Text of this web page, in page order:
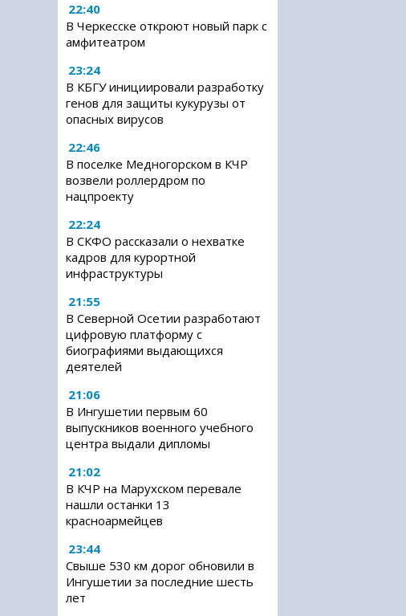
22:40
В Черкесске откроют новый парк с
амфитеатром
23:24
В КБГУ инициировали разработку
генов для защиты кукурузы от
опасных вирусов
22:46
В поселке Медногорском в КЧР
возвели роллердром по
нацпроекту
22:24
В СКФО рассказали о нехватке
кадров для курортной
инфраструктуры
21:55
В Северной Осетии разработают
цифровую платформу с
биографиями выдающихся
деятелей
21:06
В Ингушетии первым 60
выпускников военного учебного
центра выдали дипломы
21:02
В КЧР на Марухском перевале
нашли останки 13
красноармейцев
23:44
Свыше 530 км дорог обновили в
Ингушетии за последние шесть
лет